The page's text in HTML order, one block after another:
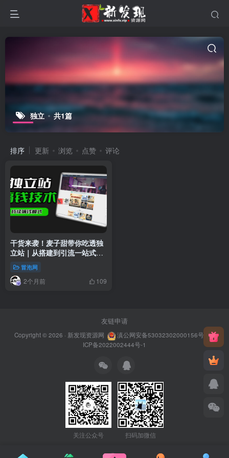
独立 共1篇
排序 更新 浏览 点赞 评论
干货来袭！麦子甜带你吃透独
立站｜从搭建到引流一站式教
学《独立站》第一期
冒泡网
2个月前 109
友链申请
Copyright © 2026 · 新发现资源网 滇公网安备53032302000156号
滇
ICP备2022002444号-1
关注公众号 扫码加微信